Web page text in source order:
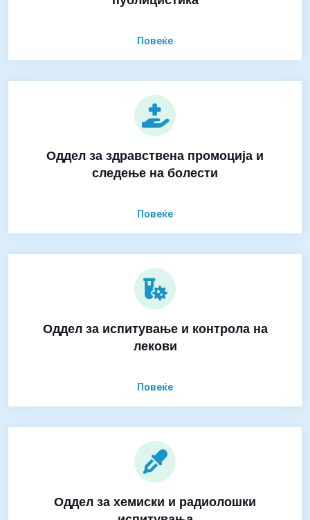
Повеќе
Оддел за здравствена промоција и
следење на болести
Повеќе
Оддел за испитување и контрола на
лекови
Повеќе
Оддел за хемиски и радиолошки